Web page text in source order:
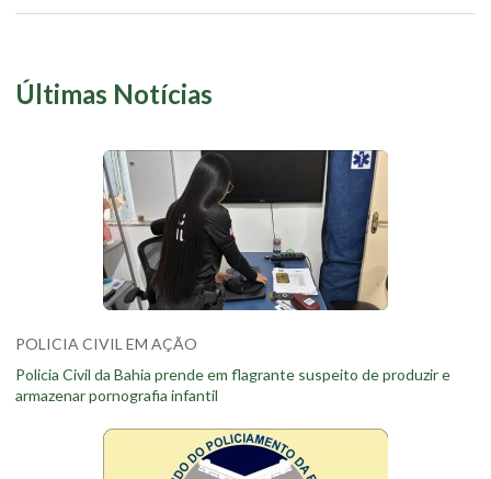
Últimas Notícias
POLICIA CIVIL EM AÇÃO
Policia Civil da Bahia prende em flagrante suspeito de produzir e
armazenar pornografia infantil